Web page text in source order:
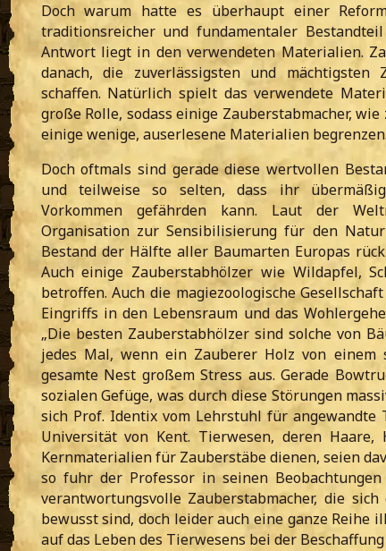
Doch warum hatte es überhaupt einer
traditionsreicher und fundamentaler
Antwort liegt in den verwendeten Materialien.
danach, die zuverlässigsten und
schaffen. Natürlich spielt das verwendete
große Rolle, sodass einige Zauberstabmacher,
einige wenige, auserlesene Materialien
Doch oftmals sind gerade diese wertvollen
und teilweise so selten, dass ihr
Vorkommen gefährden kann. Laut der
Organisation zur Sensibilisierung für den
Bestand der Hälfte aller Baumarten Europas
Auch einige Zauberstabhölzer wie Wildapfel,
betroffen. Auch die magiezoologische
Eingriffs in den Lebensraum und das
„Die besten Zauberstabhölzer sind solche von
jedes Mal, wenn ein Zauberer Holz von einem
gesamte Nest großem Stress aus. Gerade
sozialen Gefüge, was durch diese Störungen
sich Prof. Identix vom Lehrstuhl für angewandte
Universität von Kent. Tierwesen, deren
Kernmaterialien für Zauberstäbe dienen, seien
so fuhr der Professor in seinen
verantwortungsvolle Zauberstabmacher, die
bewusst sind, doch leider auch eine ganze Reihe
auf das Leben des Tierwesens bei der